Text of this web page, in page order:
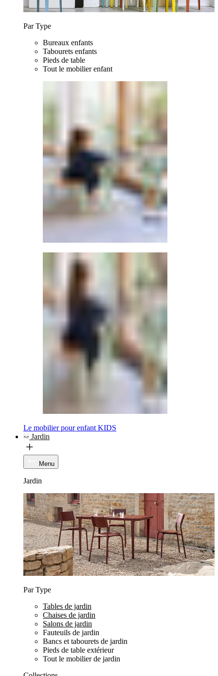
Par Type
Bureaux enfants
Tabourets enfants
Pieds de table
Tout le mobilier enfant
Le mobilier pour enfant KIDS
Jardin
Menu
Jardin
Par Type
Tables de jardin
Chaises de jardin
Salons de jardin
Fauteuils de jardin
Bancs et tabourets de jardin
Pieds de table extérieur
Tout le mobilier de jardin